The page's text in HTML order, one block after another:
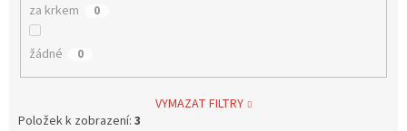
za krkem 0
žádné 0
VYMAZAT FILTRY
Položek k zobrazení: 3